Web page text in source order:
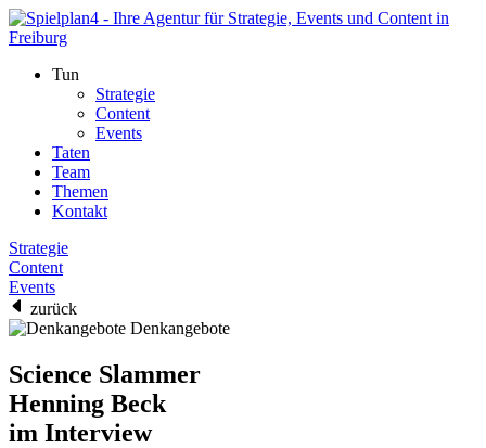
Tun
Strategie
Content
Events
Taten
Team
Themen
Kontakt
Strategie
Content
Events
zurück
Denkangebote
Science Slammer
Henning Beck
im Interview